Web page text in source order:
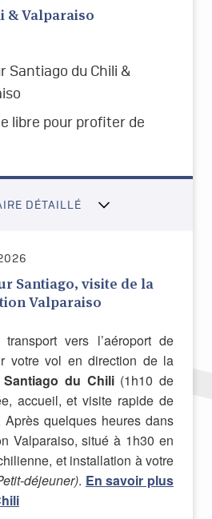
& Valparaiso
Santiago du Chili &
libre pour profiter de
DÉTAILLÉ
Santiago, visite de la
Valparaiso
vers l’aéroport de
votre vol en direction de la
Santiago du Chili(1h10 de
accueil, et visite rapide de
quelques heures dans
Valparaiso, situé à 1h30 en
et installation à votre
déjeuner). En savoir plus